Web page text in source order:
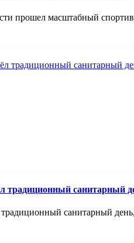
прошел масштабный
традиционный санитарный
санитарный